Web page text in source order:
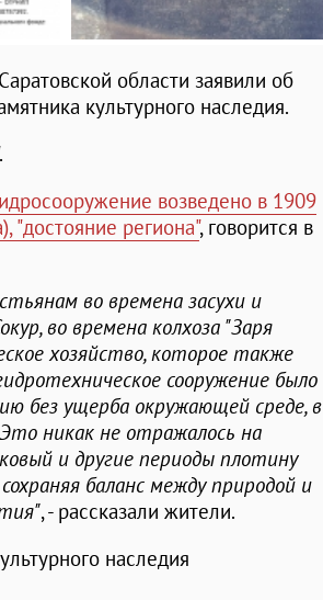
области заявили об
культурного наследия.
возведено в 1909
"достояние региона", говорится в
во времена засухи и
во времена колхоза "Заря
хозяйство, которое также
сооружение было
без ущерба окружающей среде, в
никак не отражалось на
и другие периоды плотину
баланс между природой и
, - рассказали жители.
наследия